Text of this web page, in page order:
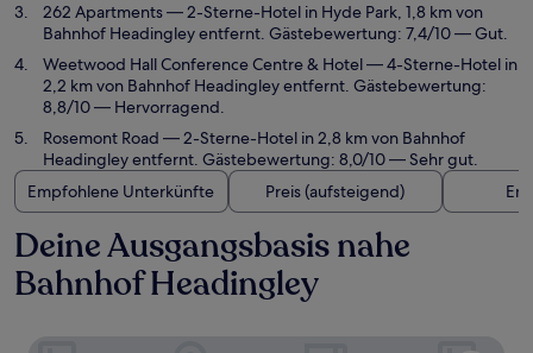
262 Apartments— 2-Sterne-Hotel in Hyde Park, 1,8 km von
Bahnhof Headingley entfernt. Gästebewertung: 7,4/10 — Gut.
Weetwood Hall Conference Centre & Hotel— 4-Sterne-Hotel in
2,2 km von Bahnhof Headingley entfernt. Gästebewertung:
8,8/10 — Hervorragend.
Rosemont Road — 2-Sterne-Hotel in 2,8 km von Bahnhof
Headingley entfernt. Gästebewertung: 8,0/10 — Sehr gut.
Empfohlene Unterkünfte
Preis (aufsteigend)
Deine Ausgangsbasis nahe
Bahnhof Headingley